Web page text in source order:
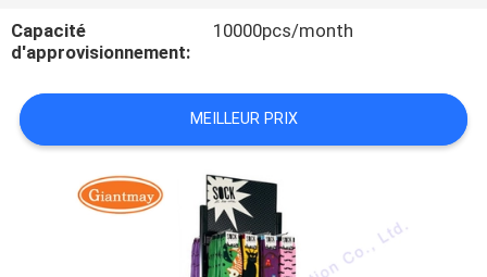
NOUVELLES
CAS
Capacité
d'approvisionnement:
10000pcs/month
MEILLEUR PRIX